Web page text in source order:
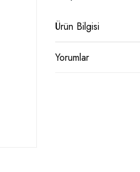
Ürün Bilgisi
Yorumlar